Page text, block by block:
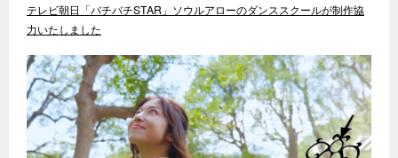
テレビ朝日「バチバチSTAR」ソウルアローのダンススクールが制作協
力いたしました